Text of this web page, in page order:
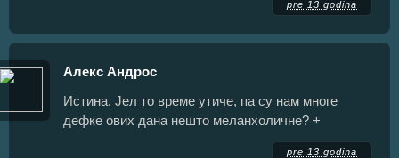
pre 13 godina
Алекс Андрос
Истина. Јел то време утиче, па су нам многе
дефке ових дана нешто меланхоличне? +
pre 13 godina